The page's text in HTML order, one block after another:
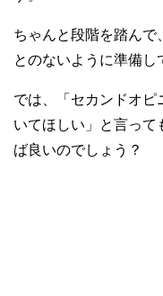
ちゃんと段階を踏んで
とのないように準備し
では、「セカンドオ
いてほしい」と言っ
ば良いのでしょう？